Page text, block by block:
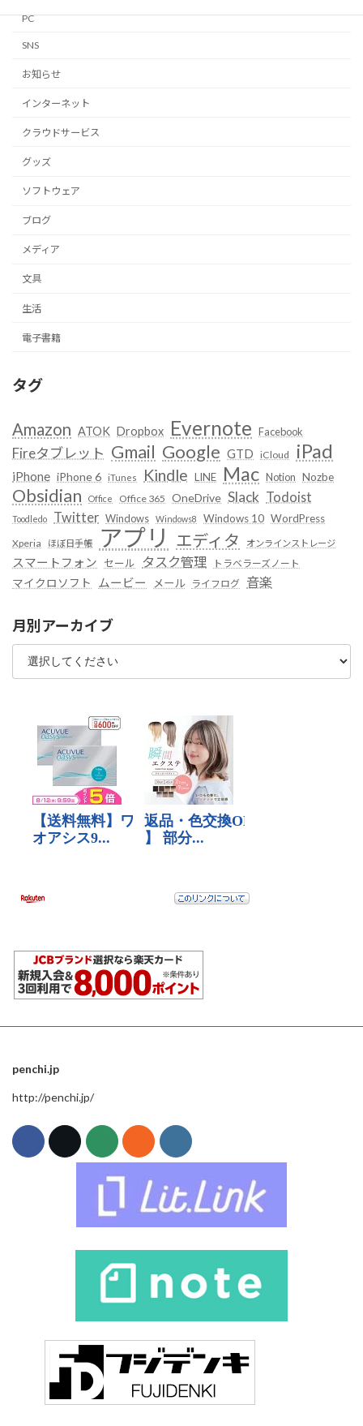
PC
SNS
お知らせ
インターネット
クラウドサービス
グッズ
ソフトウェア
ブログ
メディア
文具
生活
電子書籍
タグ
Amazon ATOK Dropbox Evernote Facebook
Fireタブレット Gmail Google GTD iCloud iPad
iPhone iPhone 6 iTunes Kindle LINE Mac Notion Nozbe
Obsidian Office Office 365 OneDrive Slack Todoist
Toodledo Twitter Windows Windows8 Windows 10 WordPress
Xperia ほぼ日手帳 アプリ エディタ オンラインストレージ
スマートフォン セール タスク管理 トラベラーズノート
マイクロソフト ムービー メール ライフログ 音楽
月別アーカイブ
penchi.jp
http://penchi.jp/